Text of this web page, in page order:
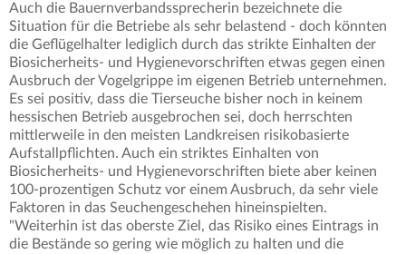
Auch die Bauernverbandssprecherin bezeichnete die
Situation für die Betriebe als sehr belastend - doch könnten
die Geflügelhalter lediglich durch das strikte Einhalten der
Biosicherheits- und Hygienevorschriften etwas gegen einen
Ausbruch der Vogelgrippe im eigenen Betrieb unternehmen.
Es sei positiv, dass die Tierseuche bisher noch in keinem
hessischen Betrieb ausgebrochen sei, doch herrschten
mittlerweile in den meisten Landkreisen risikobasierte
Aufstallpflichten. Auch ein striktes Einhalten von
Biosicherheits- und Hygienevorschriften biete aber keinen
100-prozentigen Schutz vor einem Ausbruch, da sehr viele
Faktoren in das Seuchengeschehen hineinspielten.
"Weiterhin ist das oberste Ziel, das Risiko eines Eintrags in
die Bestände so gering wie möglich zu halten und die